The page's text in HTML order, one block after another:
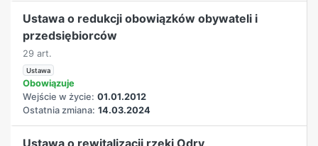
Ustawa o redukcji obowiązków obywateli i
przedsiębiorców
29 art.
Ustawa
Obowiązuje
Wejście w życie: 01.01.2012
Ostatnia zmiana: 14.03.2024
Ustawa o rewitalizacji rzeki Odry